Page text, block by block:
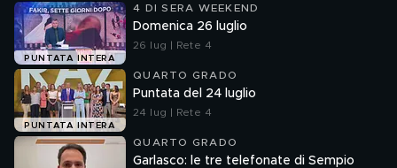
PUNTATA INTERA
4 DI SERA WEEKEND
Domenica 26 luglio
26 lug | Rete 4
PUNTATA INTERA
QUARTO GRADO
Puntata del 24 luglio
24 lug | Rete 4
QUARTO GRADO
Garlasco: le tre telefonate di Sempio